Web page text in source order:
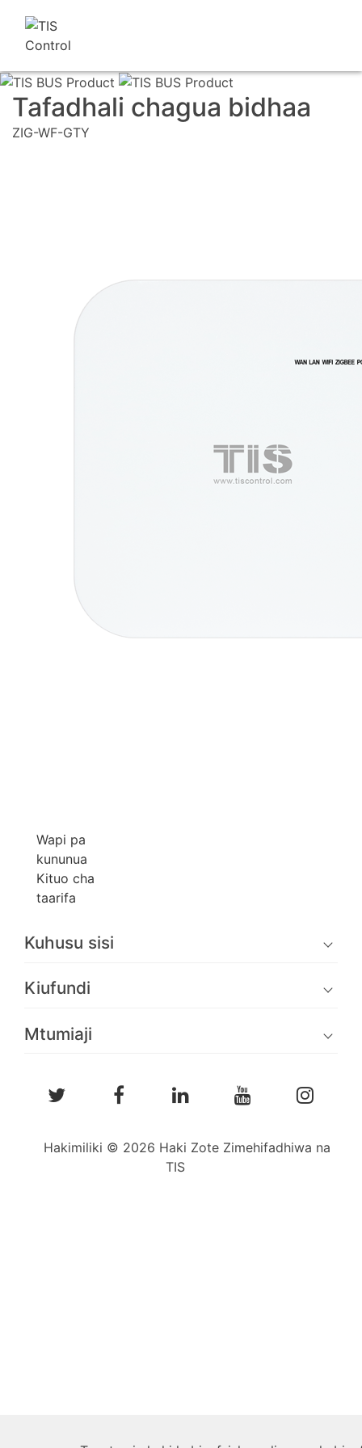
Tafadhali chagua bidhaa
ZIG-WF-GTY
Wapi pa
kununua
Kituo cha
taarifa
Kuhusu sisi
Kiufundi
Mtumiaji
Hakimiliki © 2026 Haki Zote Zimehifadhiwa na
TIS